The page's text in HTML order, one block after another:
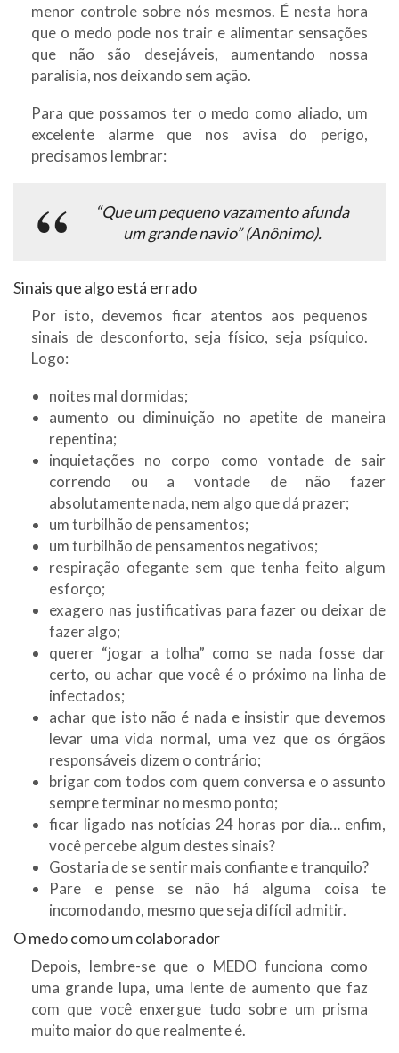
menor controle sobre nós mesmos. É nesta hora
que o medo pode nos trair e alimentar sensações
que não são desejáveis, aumentando nossa
paralisia, nos deixando sem ação.
Para que possamos ter o medo como aliado, um
excelente alarme que nos avisa do perigo,
precisamos lembrar:
“Que um pequeno vazamento afunda
um grande navio” (Anônimo).
Sinais que algo está errado
Por isto, devemos ficar atentos aos pequenos
sinais de desconforto, seja físico, seja psíquico.
Logo:
noites mal dormidas;
aumento ou diminuição no apetite de maneira
repentina;
inquietações no corpo como vontade de sair
correndo ou a vontade de não fazer
absolutamente nada, nem algo que dá prazer;
um turbilhão de pensamentos;
um turbilhão de pensamentos negativos;
respiração ofegante sem que tenha feito algum
esforço;
exagero nas justificativas para fazer ou deixar de
fazer algo;
querer “jogar a tolha” como se nada fosse dar
certo, ou achar que você é o próximo na linha de
infectados;
achar que isto não é nada e insistir que devemos
levar uma vida normal, uma vez que os órgãos
responsáveis dizem o contrário;
brigar com todos com quem conversa e o assunto
sempre terminar no mesmo ponto;
ficar ligado nas notícias 24 horas por dia… enfim,
você percebe algum destes sinais?
Gostaria de se sentir mais confiante e tranquilo?
Pare e pense se não há alguma coisa te
incomodando, mesmo que seja difícil admitir.
O medo como um colaborador
Depois, lembre-se que o MEDO funciona como
uma grande lupa, uma lente de aumento que faz
com que você enxergue tudo sobre um prisma
muito maior do que realmente é.